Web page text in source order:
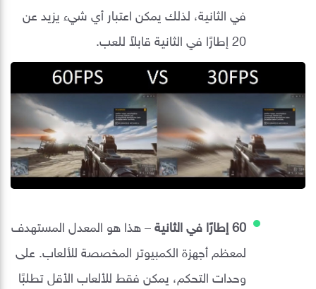
في الثانية، لذلك يمكن اعتبار أي شيء يزيد عن
20 إطارًا في الثانية قابلاً للعب.
60 إطارًا في الثانية
– هذا هو المعدل المستهدف
لمعظم أجهزة الكمبيوتر المخصصة للألعاب. على
وحدات التحكم، يمكن فقط للألعاب الأقل تطلبًا